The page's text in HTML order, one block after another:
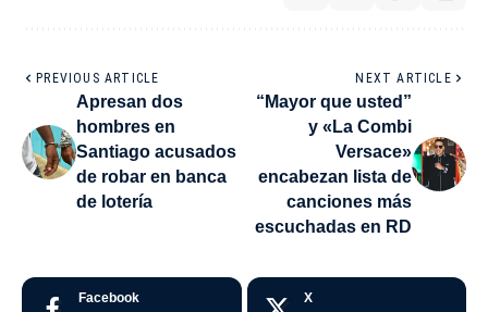
PREVIOUS ARTICLE
Apresan dos
hombres en
Santiago acusados
de robar en banca
de lotería
NEXT ARTICLE
“Mayor que usted”
y «La Combi
Versace»
encabezan lista de
canciones más
escuchadas en RD
Facebook X